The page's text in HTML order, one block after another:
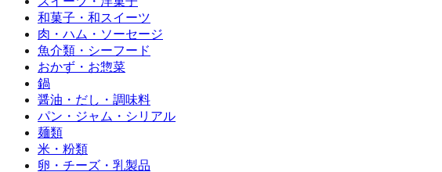
和菓子・和スイーツ
肉・ハム・ソーセージ
魚介類・シーフード
おかず・お惣菜
鍋
醤油・だし・調味料
パン・ジャム・シリアル
麺類
米・粉類
卵・チーズ・乳製品